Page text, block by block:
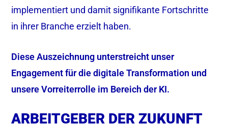
implementiert und damit signifikante Fortschritte
in ihrer Branche erzielt haben.
Diese Auszeichnung unterstreicht unser
Engagement für die digitale Transformation und
unsere Vorreiterrolle im Bereich der KI.
ARBEITGEBER DER ZUKUNFT